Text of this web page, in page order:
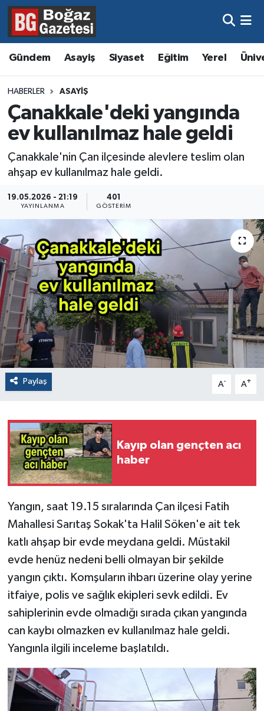
Gündem Asayiş Siyaset Eğitim Yerel
HABERLER ASAYIŞ
Çanakkale'deki yangında
ev kullanılmaz hale geldi
Çanakkale'nin Çan ilçesinde alevlere teslim olan
ahşap ev kullanılmaz hale geldi.
19.05.2026 - 21:19
YAYINLANMA
401
GÖSTERIM
Paylaş A- A+
Kayıp olan gençten acı
haber
Yangın, saat 19.15 sıralarında Çan ilçesi Fatih
Mahallesi Sarıtaş Sokak'ta Halil Söken'e ait tek
katlı ahşap bir evde meydana geldi. Müstakil
evde henüz nedeni belli olmayan bir şekilde
yangın çıktı. Komşuların ihbarı üzerine olay yerine
itfaiye, polis ve sağlık ekipleri sevk edildi. Ev
sahiplerinin evde olmadığı sırada çıkan yangında
can kaybı olmazken ev kullanılmaz hale geldi.
Yangınla ilgili inceleme başlatıldı.
Asayiş
Eğitim
Ekonomi
Gündem
Kültür ve Sanat
Magazin
Resmi İlanlar
Sağlık
Hava Durumu
Trafik Durumu
Süper Lig Puan Durumu ve Fikstür
Tüm Manşetler
Son Dakika Haberleri
Haber Arşivi